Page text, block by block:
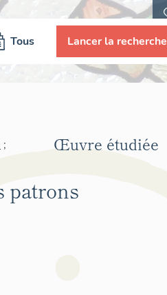
Tous Lancer la recherche
;
patrons
Œuvre étudiée